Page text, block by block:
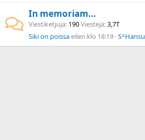
In memoriam...
Viestiketjuja 190Viestejä 3,7T
Siki on poissaeilen klo 18:19 S^Hansu